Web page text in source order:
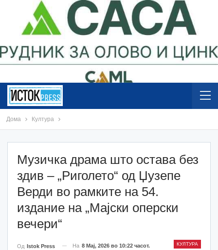
Дома Култура
Музичка драма што остава без
здив – „Риголето“ од Џузепе
Верди во рамките на 54.
издание на „Мајски оперски
вечери“
КУЛТУРА
Од Istok Press На 8 Мај, 2026 во 10:22 часот.